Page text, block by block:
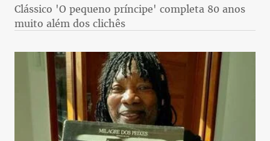
Clássico 'O pequeno príncipe' completa 80 anos
muito além dos clichês